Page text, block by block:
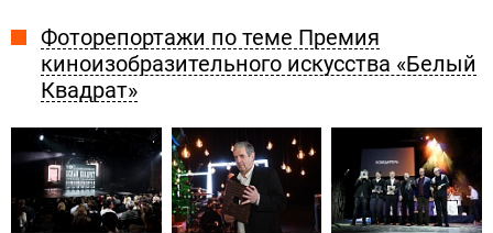
Фоторепортажи по теме Премия
киноизобразительного искусства «Белый
Квадрат»